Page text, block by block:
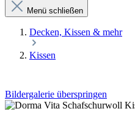
Menü schließen
Decken, Kissen & mehr
Kissen
Bildergalerie überspringen